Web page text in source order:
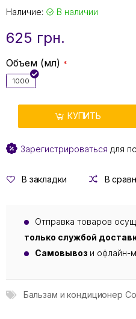
Наличие: В наличии
625 грн.
Объем (мл)
1000
КУПИТЬ
Зарегистрироваться для
В закладки В
Отправка товаров
только службой
Самовывоз и офлайн-
Бальзам и кондиционер